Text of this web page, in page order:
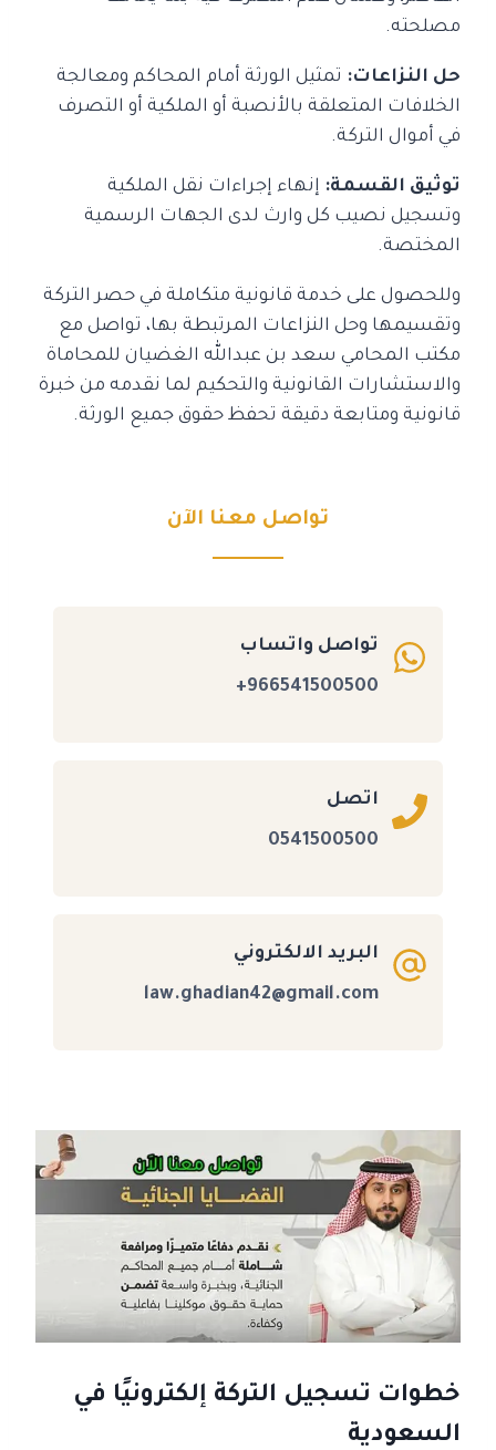
مصلحته.
حل النزاعات: تمثيل الورثة أمام المحاكم ومعالجة
الخلافات المتعلقة بالأنصبة أو الملكية أو التصرف
في أموال التركة.
توثيق القسمة: إنهاء إجراءات نقل الملكية
وتسجيل نصيب كل وارث لدى الجهات الرسمية
المختصة.
وللحصول على خدمة قانونية متكاملة في حصر التركة
وتقسيمها وحل النزاعات المرتبطة بها، تواصل مع
مكتب المحامي سعد بن عبدالله الغضيان للمحاماة
والاستشارات القانونية والتحكيم لما نقدمه من خبرة
قانونية ومتابعة دقيقة تحفظ حقوق جميع الورثة.
تواصل معنا الآن
تواصل واتساب
966541500500+
اتصل
0541500500
البريد الالكتروني
law.ghadian42@gmail.com
خطوات تسجيل التركة إلكترونيًا في
السعودية